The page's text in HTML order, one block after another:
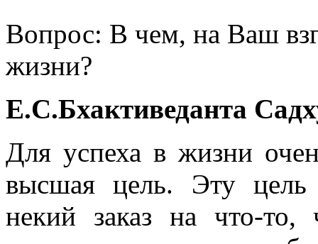
Вопрос: В чем, на Ваш
жизни?
Е.С.Бхактиведанта
Для успеха в жизни
высшая цель. Эту цель
некий заказ на что-то,